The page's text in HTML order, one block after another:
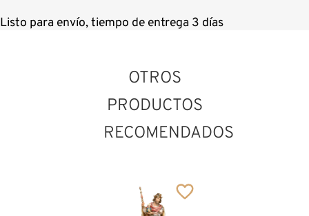
Listo para envío, tiempo de entrega 3 días
OTROS
PRODUCTOS
RECOMENDADOS